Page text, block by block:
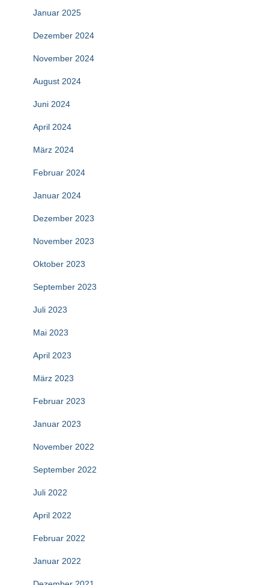
Januar 2025
Dezember 2024
November 2024
August 2024
Juni 2024
April 2024
März 2024
Februar 2024
Januar 2024
Dezember 2023
November 2023
Oktober 2023
September 2023
Juli 2023
Mai 2023
April 2023
März 2023
Februar 2023
Januar 2023
November 2022
September 2022
Juli 2022
April 2022
Februar 2022
Januar 2022